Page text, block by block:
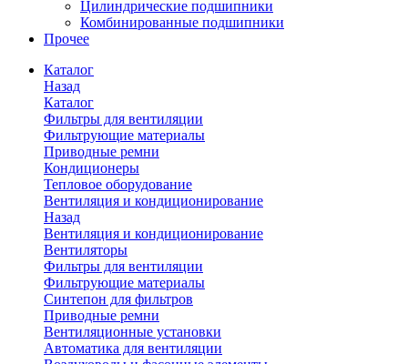
Цилиндрические подшипники
Комбинированные подшипники
Прочее
Каталог
Назад
Каталог
Фильтры для вентиляции
Фильтрующие материалы
Приводные ремни
Кондиционеры
Тепловое оборудование
Вентиляция и кондиционирование
Назад
Вентиляция и кондиционирование
Вентиляторы
Фильтры для вентиляции
Фильтрующие материалы
Синтепон для фильтров
Приводные ремни
Вентиляционные установки
Автоматика для вентиляции